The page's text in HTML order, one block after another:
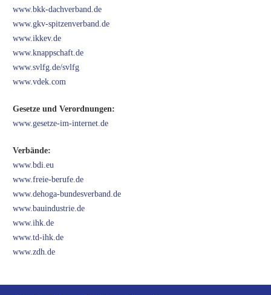
www.bkk-dachverband.de
www.gkv-spitzenverband.de
www.ikkev.de
www.knappschaft.de
www.svlfg.de/svlfg
www.vdek.com
Gesetze und Verordnungen:
www.gesetze-im-internet.de
Verbände:
www.bdi.eu
www.freie-berufe.de
www.dehoga-bundesverband.de
www.bauindustrie.de
www.ihk.de
www.td-ihk.de
www.zdh.de